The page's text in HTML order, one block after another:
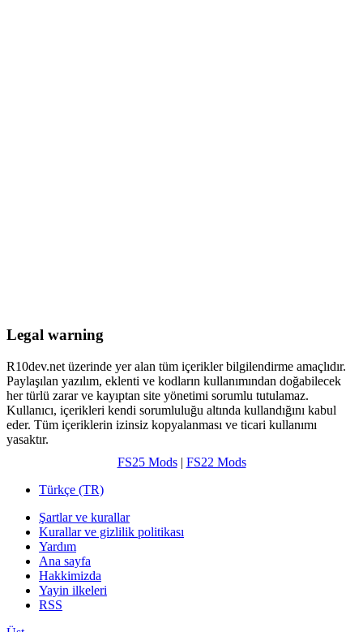
Legal warning
R10dev.net üzerinde yer alan tüm içerikler bilgilendirme amaçlıdır.
Paylaşılan yazılım, eklenti ve kodların kullanımından doğabilecek
her türlü zarar ve kayıptan site yönetimi sorumlu tutulamaz.
Kullanıcı, içerikleri kendi sorumluluğu altında kullandığını kabul
eder. Tüm içeriklerin izinsiz kopyalanması ve ticari kullanımı
yasaktır.
FS25 Mods| FS22 Mods
Türkçe (TR)
Şartlar ve kurallar
Kurallar ve gizlilik politikası
Yardım
Ana sayfa
Hakkimizda
Yayin ilkeleri
RSS